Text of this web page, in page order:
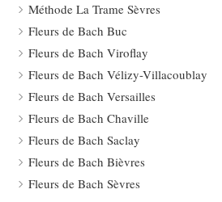
Méthode La Trame Sèvres
Fleurs de Bach Buc
Fleurs de Bach Viroflay
Fleurs de Bach Vélizy-Villacoublay
Fleurs de Bach Versailles
Fleurs de Bach Chaville
Fleurs de Bach Saclay
Fleurs de Bach Bièvres
Fleurs de Bach Sèvres